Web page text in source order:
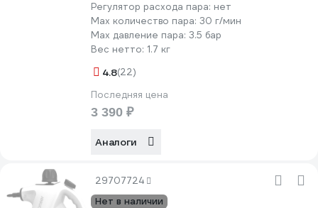
Регулятор расхода пара: нет
Мах количество пара: 30 г/мин
Max давление пара: 3.5 бар
Вес нетто: 1.7 кг
4.8(22)
Последняя цена
3 390 ₽
Аналоги
29707724
Нет в наличии